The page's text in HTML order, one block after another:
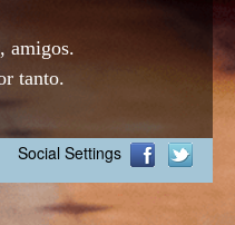
amigos.
tanto.
Social Settings